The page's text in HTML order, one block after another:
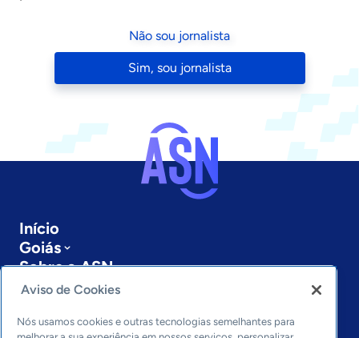
Não sou jornalista
Sim, sou jornalista
Início
Goiás
Sobre a ASN
Últimas notícias
Editorias
Aviso de Cookies
Nós usamos cookies e outras tecnologias semelhantes para